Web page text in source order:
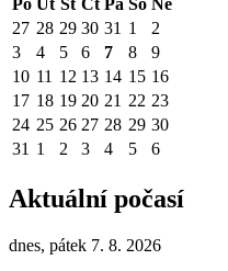
Po Út St Čt Pá So Ne
27 28 29 30 31 1
2
3
4 5 6 7 8
9
10 11 12 13 14 15 16
17 18 19 20 21 22 23
24 25 26 27 28 29 30
31 1 2 3 4 5 6
Aktuální počasí
dnes, pátek 7. 8. 2026